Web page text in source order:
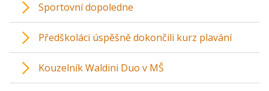
Sportovní dopoledne
Předškoláci úspěšně dokončili kurz plavání
Kouzelník Waldini Duo v MŠ